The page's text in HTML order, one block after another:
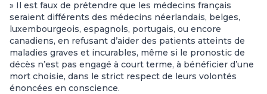
» Il est faux de prétendre que les médecins français
seraient différents des médecins néerlandais, belges,
luxembourgeois, espagnols, portugais, ou encore
canadiens, en refusant d’aider des patients atteints de
maladies graves et incurables, même si le pronostic de
décès n’est pas engagé à court terme, à bénéficier d’une
mort choisie, dans le strict respect de leurs volontés
énoncées en conscience.